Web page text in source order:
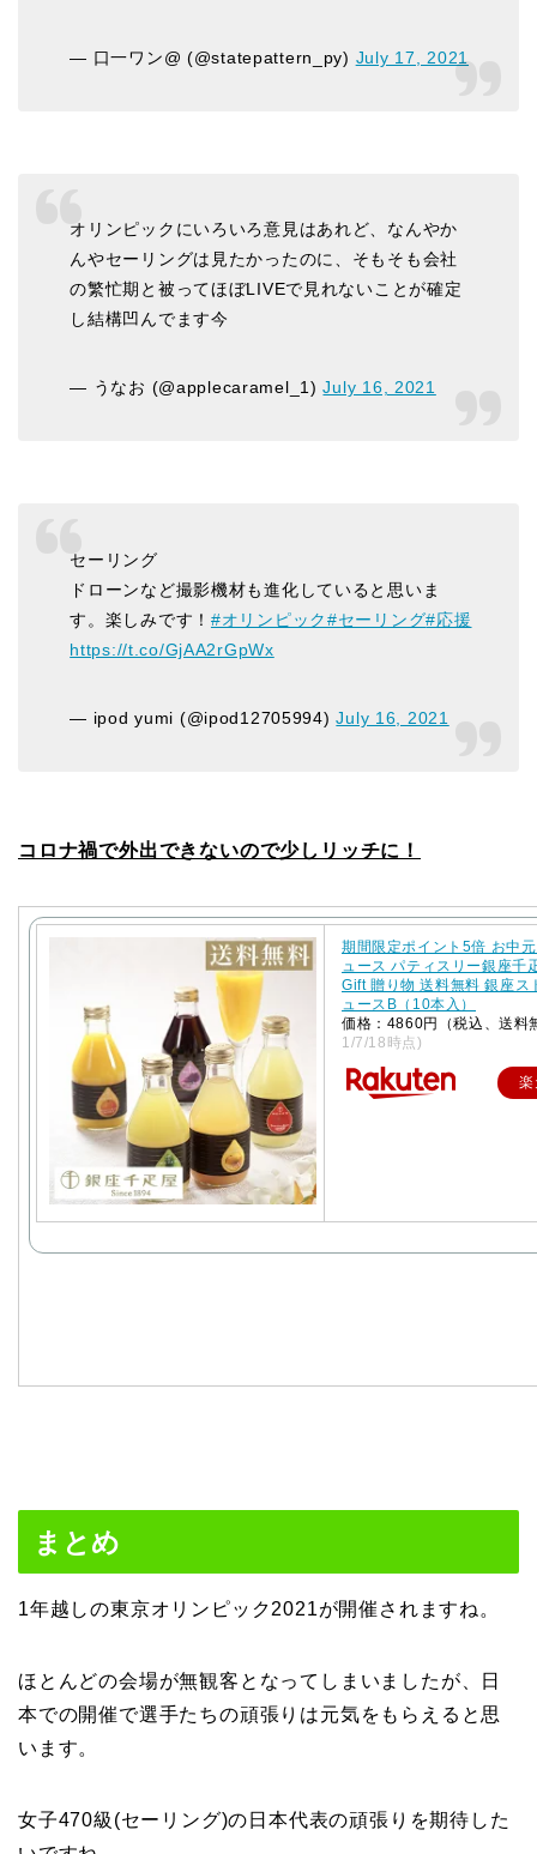
— 口一ワン@ (@statepattern_py) July 17, 2021
オリンピックにいろいろ意見はあれど、なんやか
んやセーリングは見たかったのに、そもそも会社
の繁忙期と被ってほぼLIVEで見れないことが確定
し結構凹んでます今
— うなお (@applecaramel_1)July 16, 2021
セーリング
ドローンなど撮影機材も進化していると思いま
す。楽しみです！ #オリンピック#セーリング#応援
https://t.co/GjAA2rGpWx
— ipod yumi (@ipod12705994)July 16, 2021
コロナ禍で外出できないので少しリッチに！
期間限定ポイント5倍 お中
ュース パティスリー銀座千
Gift 贈り物 送料無料 銀座ス
ュースB（10本入）
価格：4860円（税込、送料
1/7/18時点)
まとめ
1年越しの東京オリンピック2021が開催されますね。
ほとんどの会場が無観客となってしまいましたが、日
本での開催で選手たちの頑張りは元気をもらえると思
います。
女子470級(セーリング)の日本代表の頑張りを期待した